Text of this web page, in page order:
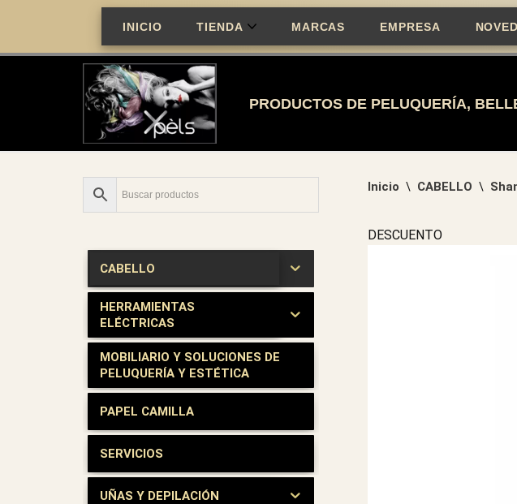
INICIO TIENDA MARCAS EMPRESA
PRODUCTOS DE PELUQUERÍA,
CABELLO
HERRAMIENTAS
ELÉCTRICAS
MOBILIARIO Y SOLUCIONES DE
PELUQUERÍA Y ESTÉTICA
PAPEL CAMILLA
SERVICIOS
UÑAS Y DEPILACIÓN
Inicio \ CABELLO \
DESCUENTO